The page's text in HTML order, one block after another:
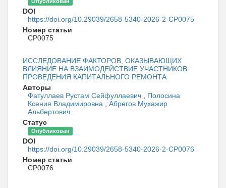
DOI
https://doi.org/10.29039/2658-5340-2026-2-CP0075
Номер статьи
CP0075
ИССЛЕДОВАНИЕ ФАКТОРОВ, ОКАЗЫВАЮЩИХ
ВЛИЯНИЕ НА ВЗАИМОДЕЙСТВИЕ УЧАСТНИКОВ
ПРОВЕДЕНИЯ КАПИТАЛЬНОГО РЕМОНТА
Авторы
Фатуллаев Рустам Сейфуллаевич
Полосина
Ксения Владимировна
Абрегов Мухажир
Альбертович
Статус
Опубликован
DOI
https://doi.org/10.29039/2658-5340-2026-2-CP0076
Номер статьи
CP0076